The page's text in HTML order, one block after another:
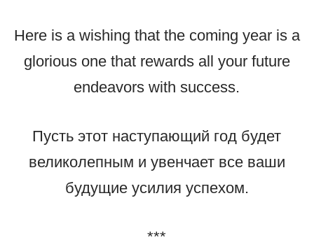
Here is a wishing that the coming year is a
glorious one that rewards all your future
endeavors with success.
Пусть этот наступающий год будет
великолепным и увенчает все ваши
будущие усилия успехом.
***